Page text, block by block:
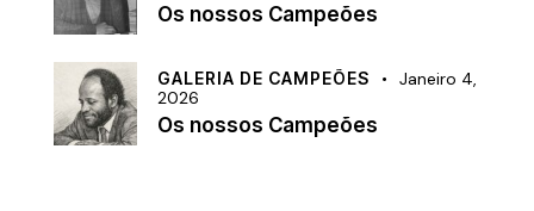
Os nossos Campeões
GALERIA DE CAMPEÕES
Janeiro 4,
2026
Os nossos Campeões